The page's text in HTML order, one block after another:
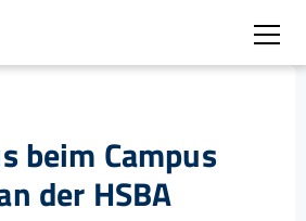
beim Campus
der HSBA